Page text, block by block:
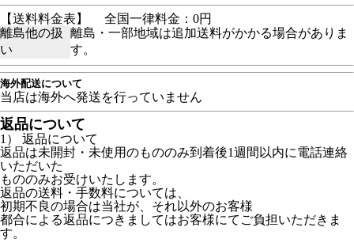
【送料料金表】
全国一律料金：0円
離島他の扱
い
離島・一部地域は追加送料がかかる場合がありま
す。
海外配送について
当店は海外へ発送を行っていません
返品について
1） 返品について
返品は未開封・未使用のもののみ到着後1週間以内に電話連絡
いただいた
もののみお受けいたします。
返品の送料・手数料については、
初期不良の場合は当社が、それ以外のお客様
都合による返品につきましてはお客様にてご負担いただきま
す。